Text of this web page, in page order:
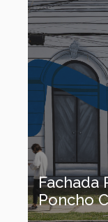
Fachada
Poncho